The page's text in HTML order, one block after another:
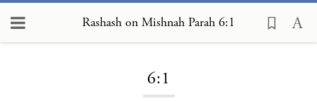
Rashash on Mishnah Parah 6:1
6:1